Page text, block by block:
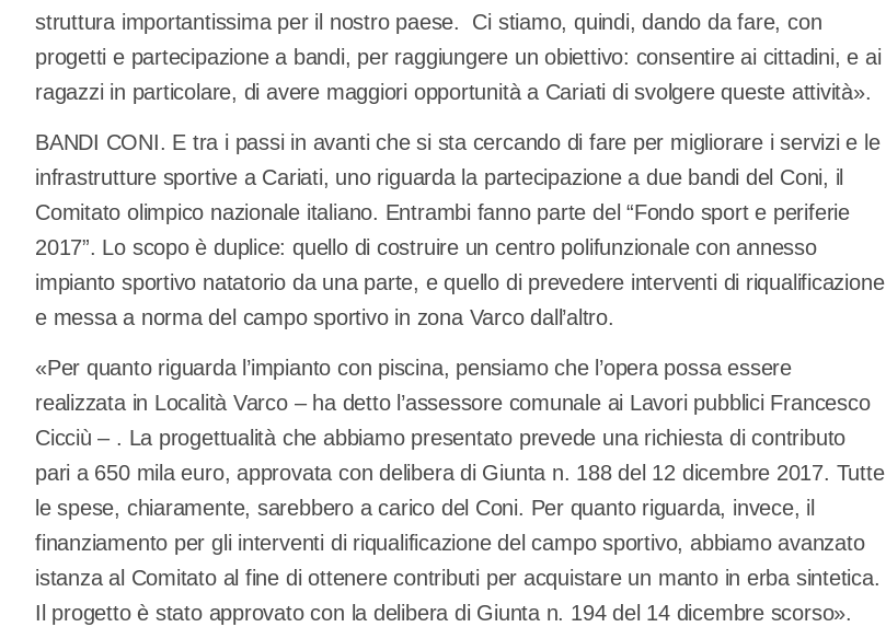
struttura importantissima per il nostro paese. Ci stiamo, quindi, dando da fare, con
progetti e partecipazione a bandi, per raggiungere un obiettivo: consentire ai cittadini, e ai
ragazzi in particolare, di avere maggiori opportunità a Cariati di svolgere queste attività».
BANDI CONI. E tra i passi in avanti che si sta cercando di fare per migliorare i servizi e le
infrastrutture sportive a Cariati, uno riguarda la partecipazione a due bandi del Coni, il
Comitato olimpico nazionale italiano. Entrambi fanno parte del “Fondo sport e periferie
2017”. Lo scopo è duplice: quello di costruire un centro polifunzionale con annesso
impianto sportivo natatorio da una parte, e quello di prevedere interventi di riqualificazione
e messa a norma del campo sportivo in zona Varco dall’altro.
«Per quanto riguarda l’impianto con piscina, pensiamo che l’opera possa essere
realizzata in Località Varco – ha detto l’assessore comunale ai Lavori pubblici Francesco
Cicciù – . La progettualità che abbiamo presentato prevede una richiesta di contributo
pari a 650 mila euro, approvata con delibera di Giunta n. 188 del 12 dicembre 2017. Tutte
le spese, chiaramente, sarebbero a carico del Coni. Per quanto riguarda, invece, il
finanziamento per gli interventi di riqualificazione del campo sportivo, abbiamo avanzato
istanza al Comitato al fine di ottenere contributi per acquistare un manto in erba sintetica.
Il progetto è stato approvato con la delibera di Giunta n. 194 del 14 dicembre scorso».